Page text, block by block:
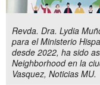
Revda. Dra. Lydia
para el Ministerio
desde 2022, ha sido
Neighborhood en la
Vasquez, Noticias MU.